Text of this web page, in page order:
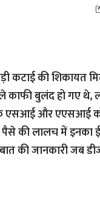
कटाई की शिकायत
बुलंद हो गए थे,
एसआई और एएसआई
पैसे की लालच में इनका
की जानकारी जब